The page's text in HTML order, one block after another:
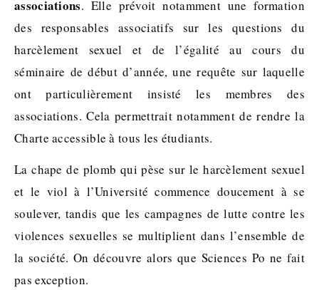
associations. Elle prévoit notamment une formation
des responsables associatifs sur les questions du
harcèlement sexuel et de l’égalité au cours du
séminaire de début d’année, une requête sur laquelle
ont particulièrement insisté les membres des
associations. Cela permettrait notamment de rendre la
Charte accessible à tous les étudiants.
La chape de plomb qui pèse sur le harcèlement sexuel
et le viol à l’Université commence doucement à se
soulever, tandis que les campagnes de lutte contre les
violences sexuelles se multiplient dans l’ensemble de
la société. On découvre alors que Sciences Po ne fait
pas exception.